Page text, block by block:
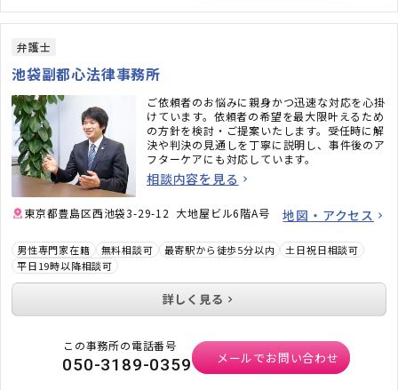
弁護士
池袋副都心法律事務所
ご依頼者のお悩みに親身かつ迅速な対応を心掛
けています。依頼者の希望を最大限叶えるため
の方針を検討・ご提案いたします。受任時に解
決や判決の見通しを丁寧に説明し、事件後のア
フターケアにも対応しています。
相談内容を見る
東京都豊島区西池袋3-29-12 大地屋ビル6階A号 地図・アクセス
男性専門家在籍 無料相談可 最寄駅から徒歩5分以内
土日祝日相談可
平日19時以降相談可
詳しく見る
この事務所の電話番号
050-3189-0359 メールでお問い合わせ